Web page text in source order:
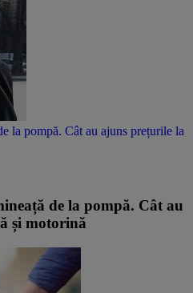
la pompă. Cât au ajuns prețurile la
de la pompă. Cât au
și motorină